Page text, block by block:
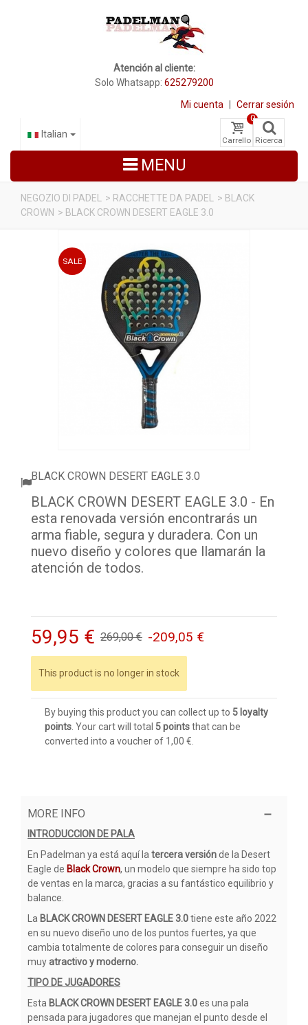
Atención al cliente:
Solo Whatsapp: 625279200
Mi cuenta Cerrar sesión
Carrello
0
Ricerca
Italian
MENU
SCARPE PADEL
NEGOZIO DI PADEL > RACCHETTE DA PADEL > BLACK
CROWN > BLACK CROWN DESERT EAGLE 3.0
SALE
BLACK CROWN DESERT EAGLE 3.0
BLACK CROWN DESERT EAGLE 3.0 - En
esta renovada versión encontrarás un
arma fiable, segura y duradera. Con un
nuevo diseño y colores que llamarán la
atención de todos.
59,95 € 269,00 € -209,05 €
This product is no longer in stock
By buying this product you can collect up to 5 loyalty
points . Your cart will total 5pointsthat can be
converted into a voucher of 1,00 €
MORE INFO
INTRODUCCION DE PALA
En Padelman ya está aquí la tercera versiónde la Desert
Eagle de Black Crown, un modelo que siempre ha sido top
de ventas en la marca, gracias a su fantástico equilibrio y
balance.
La BLACK CROWN DESERT EAGLE 3.0tiene este año 2022
en su nuevo diseño uno de los puntos fuertes, ya que
cambia totalmente de colores para conseguir un diseño
muyatractivo y moderno.
TIPO DE JUGADORES
Esta BLACK CROWN DESERT EAGLE 3.0es una pala
pensada para jugadores que manejan el punto desde el